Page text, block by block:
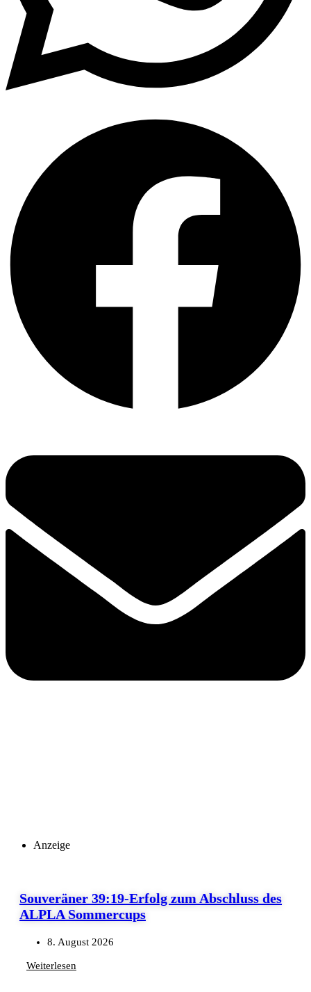
Anzeige
Souveräner 39:19-Erfolg zum Abschluss des
ALPLA Sommercups
8. August 2026
Weiterlesen